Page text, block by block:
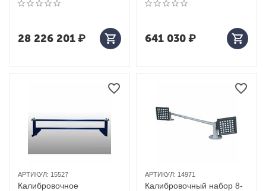
28 226 201₽ 641 030₽
АРТИКУЛ: 15527
Калибровочное
АРТИКУЛ: 14971
Калибровочный набор 8-